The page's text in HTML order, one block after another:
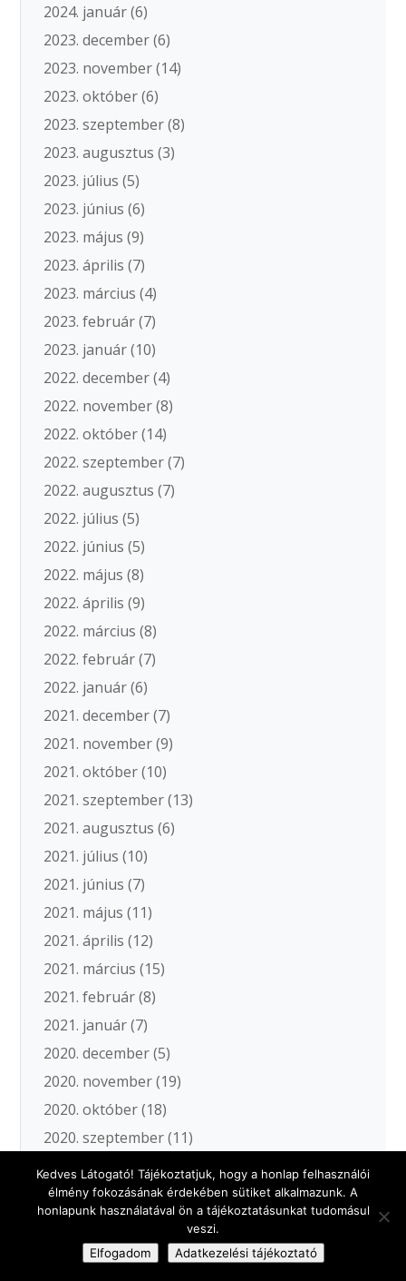
2024. január(6)
2023. december(6)
2023. november(14)
2023. október(6)
2023. szeptember(8)
2023. augusztus (3)
2023. július (5)
2023. június (6)
2023. május (9)
2023. április (7)
2023. március (4)
2023. február(7)
2023. január(10)
2022. december(4)
2022. november(8)
2022. október(14)
2022. szeptember(7)
2022. augusztus (7)
2022. július (5)
2022. június (5)
2022. május (8)
2022. április (9)
2022. március (8)
2022. február(7)
2022. január(6)
2021. december(7)
2021. november(9)
2021. október(10)
2021. szeptember(13)
2021. augusztus (6)
2021. július (10)
2021. június (7)
2021. május (11)
2021. április (12)
2021. március (15)
2021. február(8)
2021. január(7)
2020. december(5)
2020. november(19)
2020. október(18)
2020. szeptember(11)
2020. augusztus(5)
2020. július(3)
2020. június
2020. május(12)
Kedves Látogató! Tájékoztatjuk, hogy a honlap felhasználói
élmény fokozásának érdekében sütiket alkalmazunk. A
honlapunk használatával ön a tájékoztatásunkat tudomásul
veszi.
Elfogadom
Adatkezelési tájékoztató